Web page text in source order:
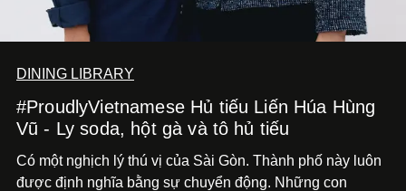
DINING LIBRARY
#ProudlyVietnamese Hủ tiếu Liến Húa Hùng
Vũ - Ly soda, hột gà và tô hủ tiếu
Có một nghịch lý thú vị của Sài Gòn. Thành phố này luôn
được định nghĩa bằng sự chuyển động. Những con